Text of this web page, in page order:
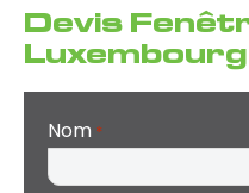
Devis
Luxembourg
Nom *